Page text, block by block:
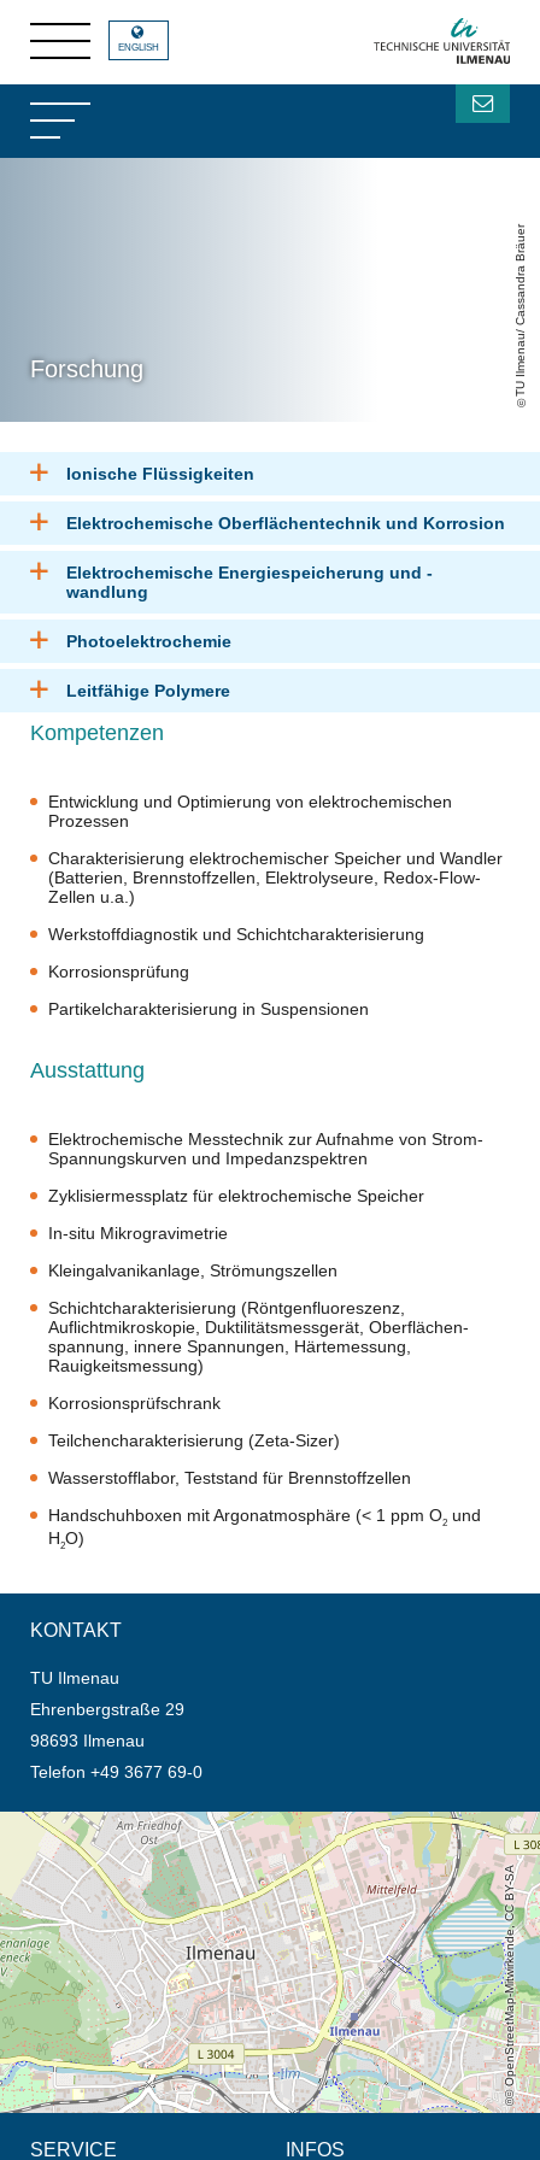
Forschung TU Ilmenau/ Cassandra Bräuer
ENGLISH
Ionische Flüssigkeiten
Elektrochemische Oberflächentechnik und Korrosion
Elektrochemische Energiespeicherung und -
wandlung
Photoelektrochemie
Leitfähige Polymere
Kompetenzen
Entwicklung und Optimierung von elektrochemischen
Prozessen
Charakterisierung elektrochemischer Speicher und Wandler
(Batterien, Brennstoffzellen, Elektrolyseure, Redox-Flow-
Zellen u.a.)
Werkstoffdiagnostik und Schichtcharakterisierung
Korrosionsprüfung
Partikelcharakterisierung in Suspensionen
Ausstattung
Elektrochemische Messtechnik zur Aufnahme von Strom-
Spannungskurven und Impedanzspektren
Zyklisiermessplatz für elektrochemische Speicher
In-situ Mikrogravimetrie
Kleingalvanikanlage, Strömungszellen
Schichtcharakterisierung (Röntgenfluoreszenz,
Auflichtmikroskopie, Duktilitätsmessgerät, Oberflächen­
spannung, innere Spannungen, Härtemessung,
Rauigkeitsmessung)
Korrosionsprüfschrank
Teilchencharakterisierung (Zeta-Sizer)
Wasserstofflabor, Teststand für Brennstoffzellen
Handschuhboxen mit Argonatmosphäre (< 1 ppm O2 und
H2O)
KONTAKT
TU Ilmenau
Ehrenbergstraße 29
98693 Ilmenau
Telefon +49 3677 69-0
Öffnet die Anfahrtsbeschreibung in neuem Tab (Karte)
© OpenStreetMap-Mitwirkende, CC BY-SA
SERVICE INFOS